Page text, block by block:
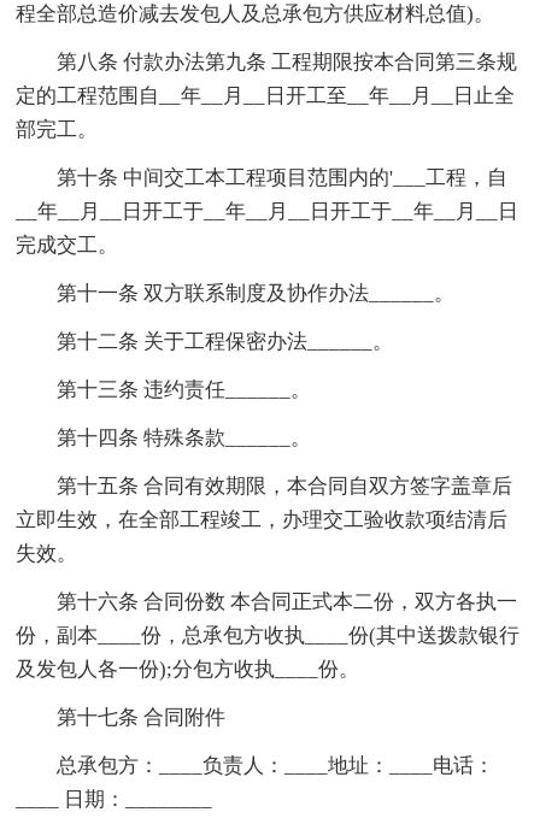
程全部总造价减去发包人及总承包方供应材料总值)。
第八条 付款办法第九条 工程期限按本合同第三条规
定的工程范围自__年__月__日开工至__年__月__日止全
部完工。
第十条 中间交工本工程项目范围内的'___工程，自
__年__月__日开工于__年__月__日开工于__年__月__日
完成交工。
第十一条 双方联系制度及协作办法______。
第十二条 关于工程保密办法______。
第十三条 违约责任______。
第十四条 特殊条款______。
第十五条 合同有效期限，本合同自双方签字盖章后
立即生效，在全部工程竣工，办理交工验收款项结清后
失效。
第十六条 合同份数 本合同正式本二份，双方各执一
份，副本____份，总承包方收执____份(其中送拨款银行
及发包人各一份);分包方收执____份。
第十七条 合同附件
总承包方：____负责人：____地址：____电话：
____ 日期：________